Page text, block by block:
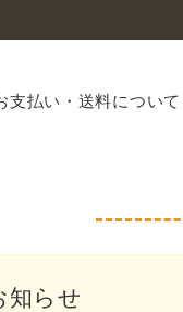
支払い・送料について
知らせ